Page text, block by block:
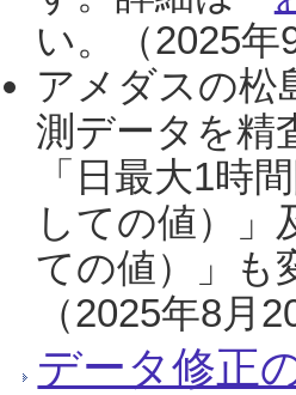
い。（2025年
アメダスの松
測データを精
「日最大1時
しての値）」
ての値）」も
（2025年8月
データ修正